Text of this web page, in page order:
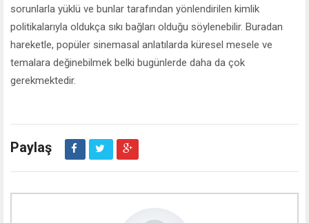
sorunlarla yüklü ve bunlar tarafından yönlendirilen kimlik
politikalarıyla oldukça sıkı bağları olduğu söylenebilir. Buradan
hareketle, popüler sinemasal anlatılarda küresel mesele ve
temalara değinebilmek belki bugünlerde daha da çok
gerekmektedir.
Paylaş